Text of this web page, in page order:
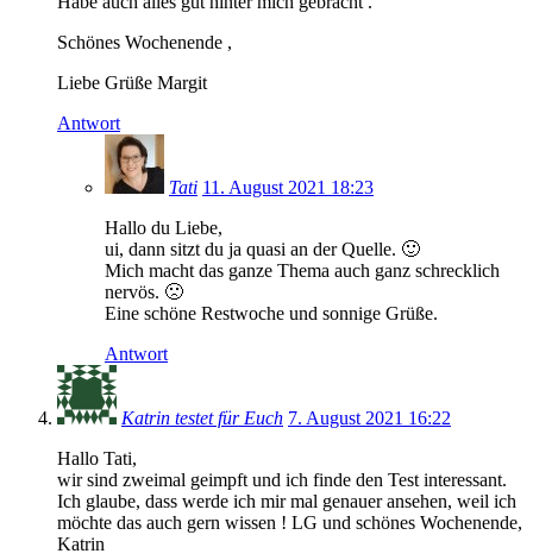
Schönes Wochenende ,
Liebe Grüße Margit
Antwort
Tati 11. August 2021 18:23
Hallo du Liebe,
ui, dann sitzt du ja quasi an der Quelle. 🙂
Mich macht das ganze Thema auch ganz schrecklich
nervös. 🙁
Eine schöne Restwoche und sonnige Grüße.
Antwort
Katrin testet für Euch 7. August 2021 16:22
Hallo Tati,
wir sind zweimal geimpft und ich finde den Test interessant.
Ich glaube, dass werde ich mir mal genauer ansehen, weil ich
möchte das auch gern wissen ! LG und schönes Wochenende,
Katrin